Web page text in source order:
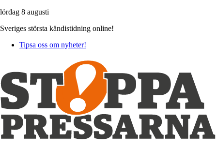
lördag 8 augusti
Sveriges största kändistidning online!
Tipsa oss om nyheter!